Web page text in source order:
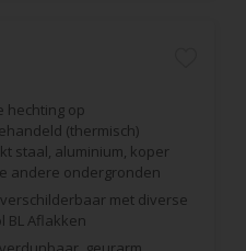
hechting op
(thermisch)
staal, aluminium, koper
andere ondergronden
met diverse
BL Aflakken